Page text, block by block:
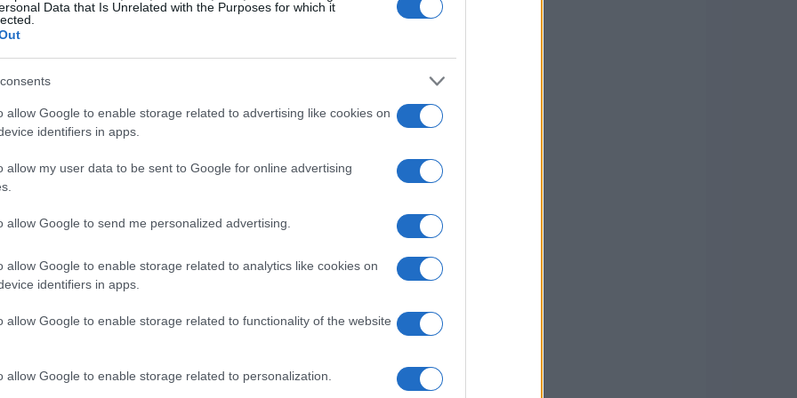
Data that Is Unrelated with the Purposes for which it
allow Google to enable storage related to advertising like cookies on
identifiers in apps.
allow my user data to be sent to Google for online advertising
allow Google to send me personalized advertising.
allow Google to enable storage related to analytics like cookies on
identifiers in apps.
allow Google to enable storage related to functionality of the website
allow Google to enable storage related to personalization.
contro la Roma, campione in carica, ha dato
contesti di alta pressione. Certo, il cammino non è
quel qualcosa in più per competere ai massimi
sorpresa nel calcio?